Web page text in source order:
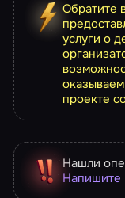
Обратите
услуги о
проекте
Нашли
Напишите